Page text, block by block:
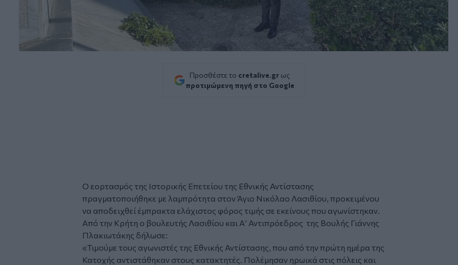
Προσθέστε το cretalive.gr ως
προτιμώμενη πηγή στο Google
Ο εορτασμός της Ιστορικής Επετείου της Εθνικής Αντίστασης
πραγματοποιήθηκε με λαμπρότητα στον Άγιο Νικόλαο Λασιθίου, προκειμένου
να αποδειχθεί έμπρακτα ελάχιστος φόρος τιμής σε εκείνους που αγωνίστηκαν.
Από την Κρήτη ο βουλευτής Λασιθίου και Α’ Αντιπρόεδρος της Βουλής Γιάννης
Πλακιωτάκης δήλωσε:
«Τιμούμε τους αγωνιστές της Εθνικής Αντίστασης, που από την πρώτη ημέρα της
Κατοχής αντιστάθηκαν στους κατακτητές. Πολέμησαν ηρωικά στις πόλεις και